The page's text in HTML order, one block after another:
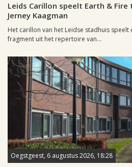
Leids Carillon speelt Earth &
Jerney Kaagman
Het carillon van het Leidse stadhuis
fragment uit het repertoire van...
Oegstgeest, 6 augustus 2026, 18:28